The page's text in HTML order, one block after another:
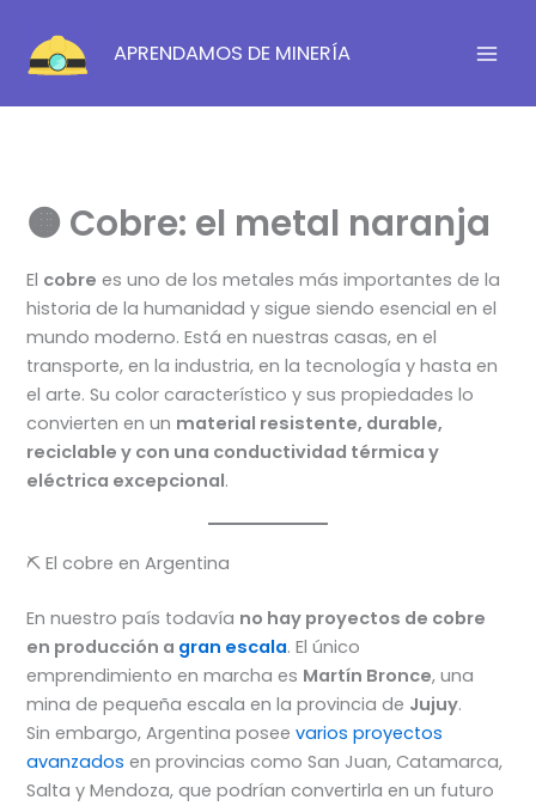
contenido
APRENDAMOS DE MINERÍA
🟠 Cobre: el metal naranja
El cobre es uno de los metales más importantes de la
historia de la humanidad y sigue siendo esencial en el
mundo moderno. Está en nuestras casas, en el
transporte, en la industria, en la tecnología y hasta en
el arte. Su color característico y sus propiedades lo
convierten en un material resistente, durable,
reciclable y con una conductividad térmica y
eléctrica excepcional.
⛏️ El cobre en Argentina
En nuestro país todavía no hay proyectos de cobre
en producción a gran escala. El único
emprendimiento en marcha es Martín Bronce, una
mina de pequeña escala en la provincia de Jujuy.
Sin embargo, Argentina poseevarios proyectos
avanzados en provincias como San Juan, Catamarca,
Salta y Mendoza, que podrían convertirla en un futuro